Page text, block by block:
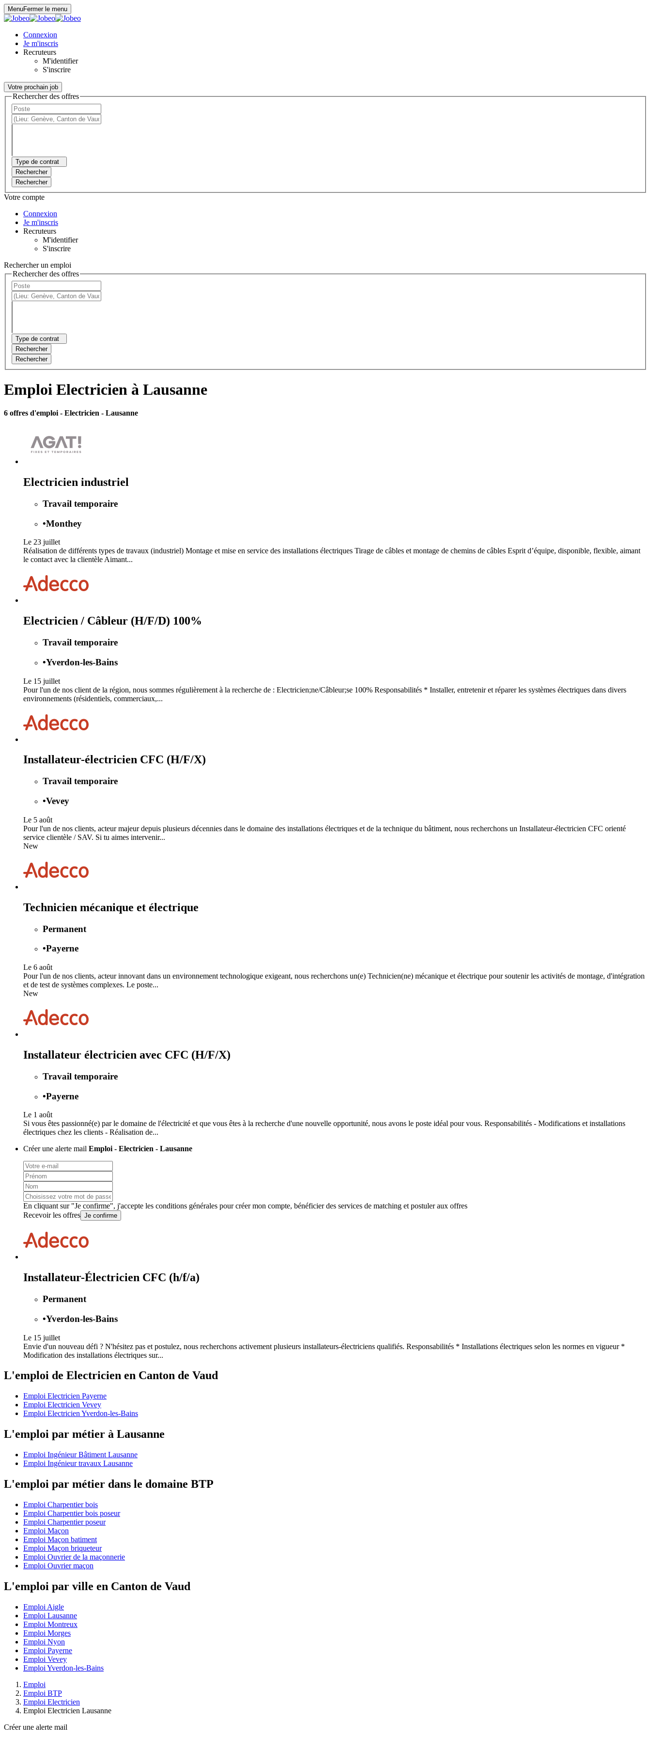
MenuFermer le menu
Connexion
Je m'inscris
Recruteurs
M'identifier
S'inscrire
Votre prochain job
Rechercher des offres
Type de contrat
Rechercher
Rechercher
Votre compte
Connexion
Je m'inscris
Recruteurs
M'identifier
S'inscrire
Rechercher un emploi
Rechercher des offres
Type de contrat
Rechercher
Rechercher
Emploi Electricien à Lausanne
6 offres d'emploi - Electricien - Lausanne
Electricien industriel
Travail temporaire
•Monthey
Le 23 juillet
Réalisation de différents types de travaux (industriel) Montage et mise en service des installations électriques Tirage de câbles et montage de chemins de câbles Esprit d’équipe, disponible, flexible, aimant
le contact avec la clientèle Aimant...
Electricien / Câbleur (H/F/D) 100%
Travail temporaire
•Yverdon-les-Bains
Le 15 juillet
Pour l'un de nos client de la région, nous sommes régulièrement à la recherche de : Electricien;ne/Câbleur;se 100% Responsabilités * Installer, entretenir et réparer les systèmes électriques dans divers
environnements (résidentiels, commerciaux,...
Installateur-électricien CFC (H/F/X)
Travail temporaire
•Vevey
Le 5 août
Pour l'un de nos clients, acteur majeur depuis plusieurs décennies dans le domaine des installations électriques et de la technique du bâtiment, nous recherchons un Installateur-électricien CFC orienté
service clientèle / SAV. Si tu aimes intervenir...
New
Technicien mécanique et électrique
Permanent
•Payerne
Le 6 août
Pour l'un de nos clients, acteur innovant dans un environnement technologique exigeant, nous recherchons un(e) Technicien(ne) mécanique et électrique pour soutenir les activités de montage, d'intégration
et de test de systèmes complexes. Le poste...
New
Installateur électricien avec CFC (H/F/X)
Travail temporaire
•Payerne
Le 1 août
Si vous êtes passionné(e) par le domaine de l'électricité et que vous êtes à la recherche d'une nouvelle opportunité, nous avons le poste idéal pour vous. Responsabilités - Modifications et installations
électriques chez les clients - Réalisation de...
Créer une alerte mail Emploi - Electricien - Lausanne
En cliquant sur "Je confirme", j'accepte les conditions générales pour créer mon compte, bénéficier des services de matching et postuler aux offres
Recevoir les offres Je confirme
Installateur-Électricien CFC (h/f/a)
Permanent
•Yverdon-les-Bains
Le 15 juillet
Envie d'un nouveau défi ? N'hésitez pas et postulez, nous recherchons activement plusieurs installateurs-électriciens qualifiés. Responsabilités * Installations électriques selon les normes en vigueur *
Modification des installations électriques sur...
L'emploi de Electricien en Canton de Vaud
Emploi Electricien Payerne
Emploi Electricien Vevey
Emploi Electricien Yverdon-les-Bains
L'emploi par métier à Lausanne
Emploi Ingénieur Bâtiment Lausanne
Emploi Ingénieur travaux Lausanne
L'emploi par métier dans le domaine BTP
Emploi Charpentier bois
Emploi Charpentier bois poseur
Emploi Charpentier poseur
Emploi Maçon
Emploi Maçon batiment
Emploi Maçon briqueteur
Emploi Ouvrier de la maçonnerie
Emploi Ouvrier maçon
L'emploi par ville en Canton de Vaud
Emploi Aigle
Emploi Lausanne
Emploi Montreux
Emploi Morges
Emploi Nyon
Emploi Payerne
Emploi Vevey
Emploi Yverdon-les-Bains
Emploi
Emploi BTP
Emploi Electricien
Emploi Electricien Lausanne
Créer une alerte mail
Panneau de gestion des cookies